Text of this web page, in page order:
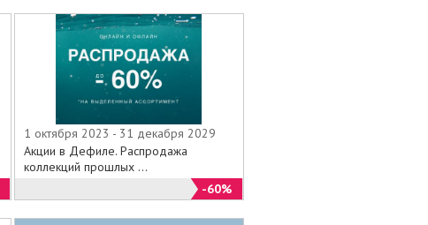
1 октября 2023 - 31 декабря 2029
Акции в Дефиле. Распродажа
коллекций прошлых ...
-60%